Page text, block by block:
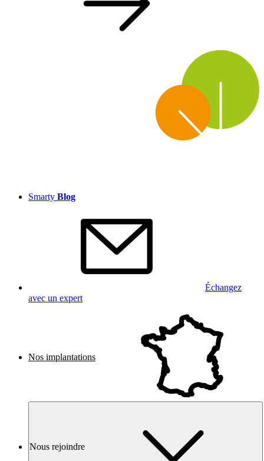
Smarty Blog
Échangez
avec un expert
Nos implantations
Nous rejoindre